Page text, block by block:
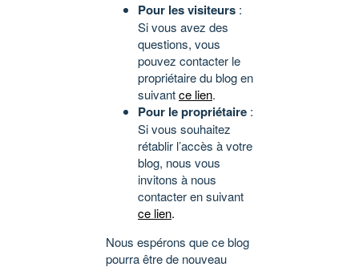
Pour les visiteurs :
Si vous avez des
questions, vous
pouvez contacter le
propriétaire du blog en
suivantce lien.
Pour le propriétaire :
Si vous souhaitez
rétablir l’accès à votre
blog, nous vous
invitons à nous
contacter en suivant
ce lien.
Nous espérons que ce blog
pourra être de nouveau